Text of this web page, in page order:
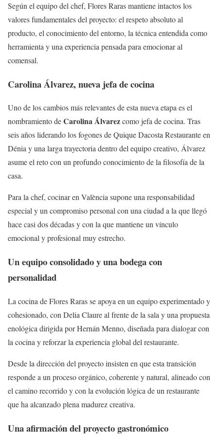
Según el equipo del chef, Flores Raras mantiene intactos los
valores fundamentales del proyecto: el respeto absoluto al
producto, el conocimiento del entorno, la técnica entendida como
herramienta y una experiencia pensada para emocionar al
comensal.
Carolina Álvarez, nueva jefa de cocina
Uno de los cambios más relevantes de esta nueva etapa es el
nombramiento deCarolina Álvarezcomo jefa de cocina. Tras
seis años liderando los fogones de Quique Dacosta Restaurante en
Dénia y una larga trayectoria dentro del equipo creativo, Álvarez
asume el reto con un profundo conocimiento de la filosofía de la
casa.
Para la chef, cocinar en València supone una responsabilidad
especial y un compromiso personal con una ciudad a la que llegó
hace casi dos décadas y con la que mantiene un vínculo
emocional y profesional muy estrecho.
Un equipo consolidado y una bodega con
personalidad
La cocina de Flores Raras se apoya en un equipo experimentado y
cohesionado, con Delia Claure al frente de la sala y una propuesta
enológica dirigida por Hernán Menno, diseñada para dialogar con
la cocina y reforzar la experiencia global del restaurante.
Desde la dirección del proyecto insisten en que esta transición
responde a un proceso orgánico, coherente y natural, alineado con
el camino recorrido y con la evolución lógica de un restaurante
que ha alcanzado plena madurez creativa.
Una afirmación del proyecto gastronómico